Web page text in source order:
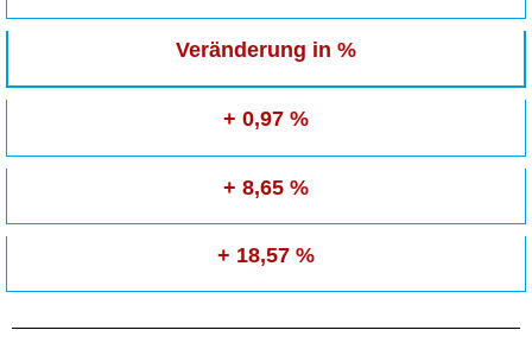
Veränderung in %
+ 0,97 %
+ 8,65 %
+ 18,57 %